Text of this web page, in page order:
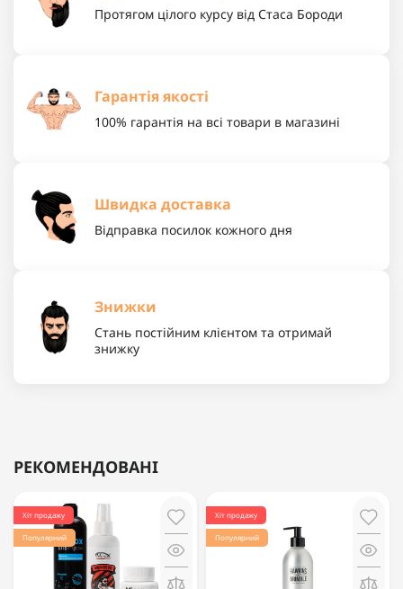
Протягом цілого курсу від Стаса Бороди
Гарантія якості
100% гарантія на всі товари в магазині
Швидка доставка
Відправка посилок кожного дня
Знижки
Стань постійним клієнтом та отримай
знижку
РЕКОМЕНДОВАНІ
Хіт продажу
Популярний
Хіт продажу
Популярний